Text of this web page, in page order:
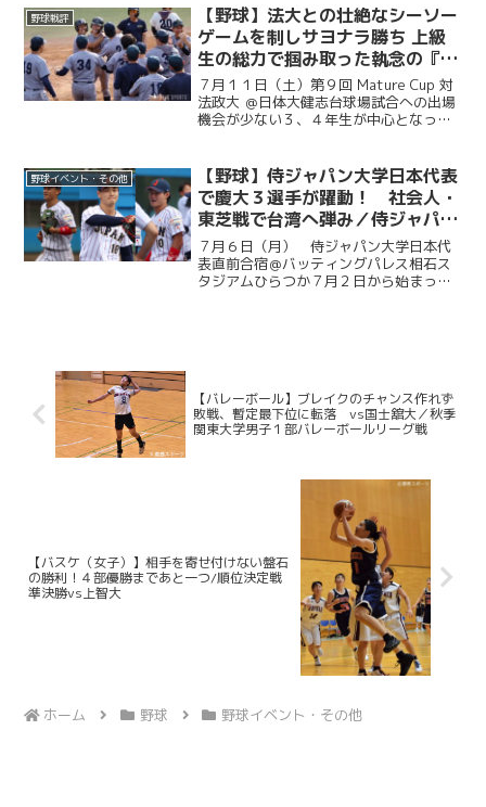
の皆様から、現役選手たちへ温かい祝福
のメッセージをお寄せい...
野球戦評
【野球】法大との壮絶なシーソー
ゲームを制しサヨナラ勝ち 上級
生の総力で掴み取った執念の『一
勝』／第９回MatureCup・法大
戦
７月１１日（土）第９回 Mature Cup 対
法政大 ＠日体大健志台球場試合への出場
機会が少ない３、４年生が中心となって
に２度追い付く粘りを見せると、１点ビ...
野球イベント・その他
【野球】侍ジャパン大学日本代表
で慶大３選手が躍動！ 社会人・
東芝戦で台湾へ弾み／侍ジャパン
大学日本代表直前合宿５日目
７月６日（月） 侍ジャパン大学日本代
表直前合宿＠バッティングパレス相石ス
タジアムひらつか７月２日から始まった
【バレーボール】ブレイクのチャンス作れず
敗戦、暫定最下位に転落 vs国士舘大／秋季
関東大学男子１部バレーボールリーグ戦
【バスケ（女子）】相手を寄せ付けない盤石
の勝利！４部優勝まであと一つ/順位決定戦
準決勝vs上智大
ホーム 野球 野球イベント・その他